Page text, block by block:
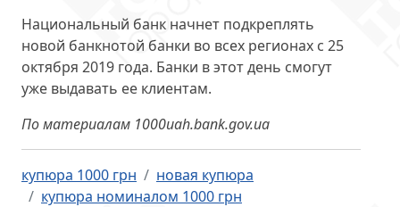
Национальный банк начнет подкреплять
новой банкнотой банки во всех регионах с 25
октября 2019 года. Банки в этот день смогут
уже выдавать ее клиентам.
По материалам 1000uah.bank.gov.ua
купюра 1000 грн
новая купюра
купюра номиналом 1000 грн